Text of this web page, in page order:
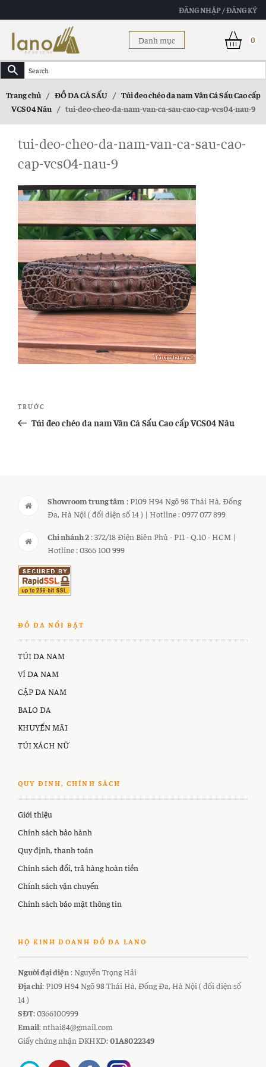
ĐĂNG NHẬP / ĐĂNG KÝ
Danh mục 0
Trang chủ / ĐỒ DA CÁ SẤU / Túi đeo chéo da nam Vân Cá Sấu Cao cấp
VCS04 Nâu / tui-deo-cheo-da-nam-van-ca-sau-cao-cap-vcs04-nau-9
tui-deo-cheo-da-nam-van-ca-sau-cao-
cap-vcs04-nau-9
Điều
hướng
Bài
cũ
TRƯỚC
Túi đeo chéo da nam Vân Cá Sấu Cao cấp VCS04 Nâu
Showroom trung tâm : P109 H94 Ngõ 98 Thái Hà, Đống
Đa, Hà Nội ( đối diện số 14 ) | Hotline : 0977 077 899
Chi nhánh 2 : 372/18 Điện Biên Phủ - P11 - Q.10 - HCM |
Hotline : 0366 100 999
ĐỒ DA NỔI BẬT
TÚI DA NAM
VÍ DA NAM
CẶP DA NAM
BALO DA
KHUYẾN MÃI
TÚI XÁCH NỮ
QUY ĐINH, CHÍNH SÁCH
Giới thiệu
Chính sách bảo hành
Quy định, thanh toán
Chính sách đổi, trả hàng hoàn tiền
Chính sách vận chuyển
Chính sách bảo mật thông tin
HỘ KINH DOANH ĐỒ DA LANO
Người đại diện : Nguyễn Trọng Hải
Địa chỉ: P109 H94 Ngõ 98 Thái Hà, Đống Đa, Hà Nội ( đối diện số
14 )
SĐT: 0366100999
Email: nthai84@gmail.com
Giấy chứng nhận ĐKHKD:01A8022349